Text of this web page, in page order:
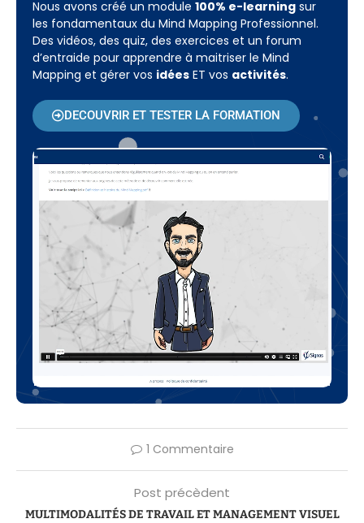
Nous avons créé un module 100% e-learning sur
les fondamentaux du Mind Mapping Professionnel.
Des vidéos, des quiz, des exercices et un forum
d’entraide pour apprendre à maitriser le Mind
Mapping et gérer vos idées ET vos activités.
DECOUVRIR ET TESTER LA FORMATION
1 Commentaire
Post précèdent
MULTIMODALITÉS DE TRAVAIL ET MANAGEMENT VISUEL